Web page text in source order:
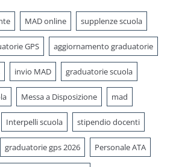
MAD online supplenze scuola
GPS aggiornamento graduatorie
invio MAD graduatorie scuola
Messa a Disposizione mad
Interpelli scuola stipendio docenti
graduatorie gps 2026 Personale ATA